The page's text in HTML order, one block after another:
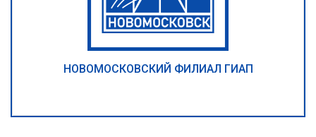
НОВОМОСКОВСКИЙ ФИЛИАЛ ГИАП